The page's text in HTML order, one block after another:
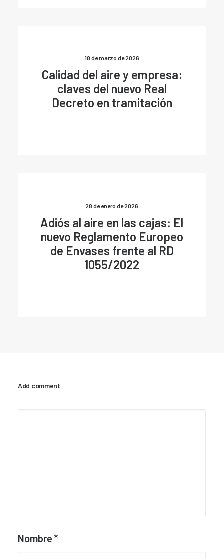
18 de marzo de 2026
Calidad del aire y empresa:
claves del nuevo Real
Decreto en tramitación
28 de enero de 2026
Adiós al aire en las cajas: El
nuevo Reglamento Europeo
de Envases frente al RD
1055/2022
Add comment
Nombre *